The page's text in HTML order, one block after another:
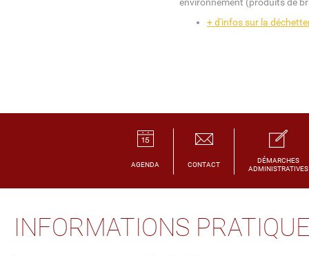
environnement (produits de
+ d'infos sur la
AGENDA CONTACT
DÉMARCHES
ADMINISTRATIVES
INFORMATIONS